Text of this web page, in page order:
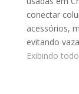
conectar
acessórios,
evitando
Exibindo